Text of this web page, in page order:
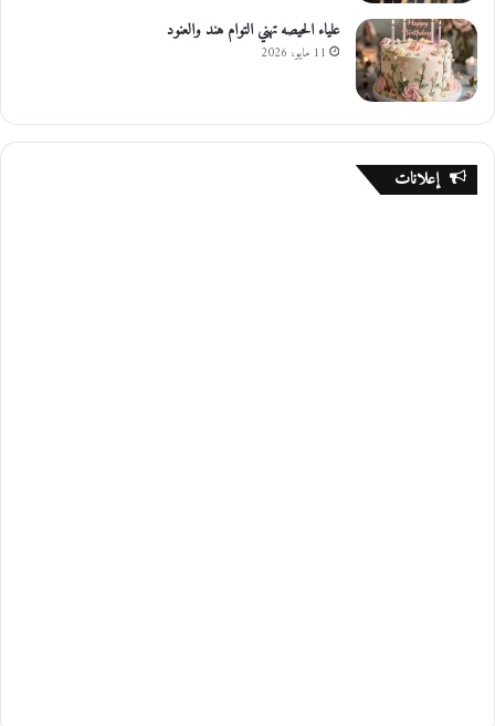
علياء الحيصه تهني التوام هند والعنود
11 مايو، 2026
إعلانات